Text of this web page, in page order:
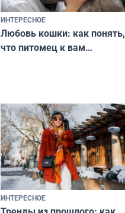
ИНТЕРЕСНОЕ
Любовь кошки: как понять,
что питомец к вам
ИНТЕРЕСНОЕ